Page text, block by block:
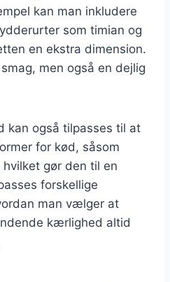
kan man inkludere
som timian og
en ekstra dimension.
men også en dejlig
også tilpasses til at
for kød, såsom
gør den til en
forskellige
man vælger at
kærlighed altid